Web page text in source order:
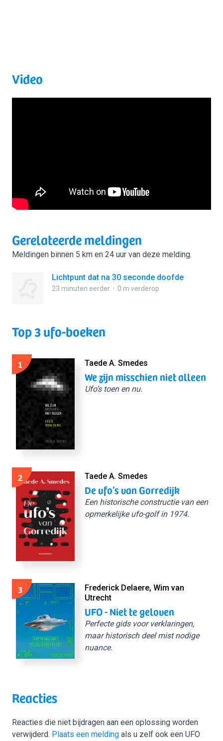
Video
Gerelateerde meldingen
Meldingen binnen 5 km en 24 uur van deze melding.
Lichtpunt dat na 30 seconde doofde
23 minuten eerder 0 m verderop
Top 3 ufo-boeken
1 Taede A. Smedes
We zijn misschien niet alleen
Ufo’s toen en nu.
2 Taede A. Smedes
De ufo’s van Gorredijk
Een historische constructie van een
opmerkelijke ufo-golf in 1974.
3
Frederick Delaere, Wim van
Utrecht
UFO - Niet te geloven
Perfecte gids voor verklaringen,
maar historisch deel mist nodige
nuance.
Reacties
Reacties die niet bijdragen aan een oplossing worden
verwijderd. Plaats een melding als u zelf ook een UFO